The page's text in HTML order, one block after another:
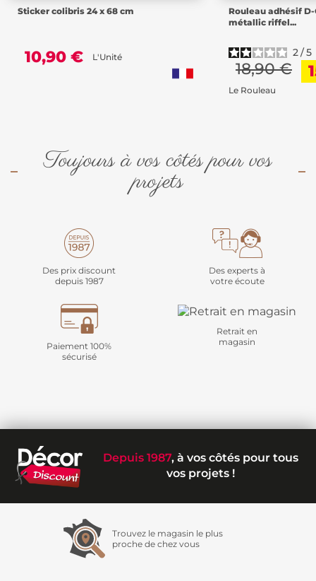
Sticker colibris 24 x 68 cm
10,90 € L'Unité
Rouleau adhésif
métallic riffel...
2/5
18,90 €
Le Rouleau
Toujours à vos côtés pour vos
projets
Des prix discount
depuis 1987
Des experts à
votre écoute
Paiement 100%
sécurisé
Retrait en
magasin
Depuis 1987, à vos côtés pour tous
vos projets !
Trouvez le magasin le plus
proche de chez vous